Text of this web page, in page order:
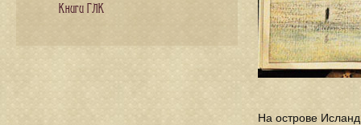
На острове
Книги ГЛК